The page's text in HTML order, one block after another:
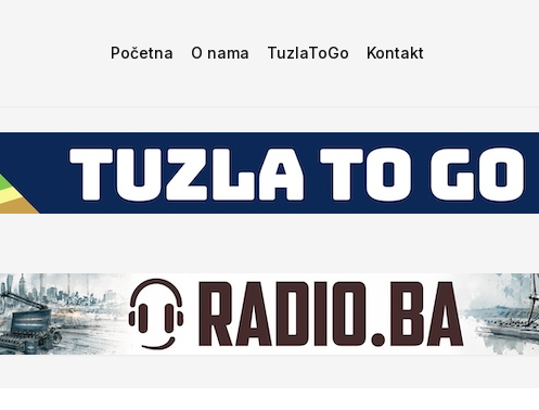
Početna O nama TuzlaToGo Kontakt